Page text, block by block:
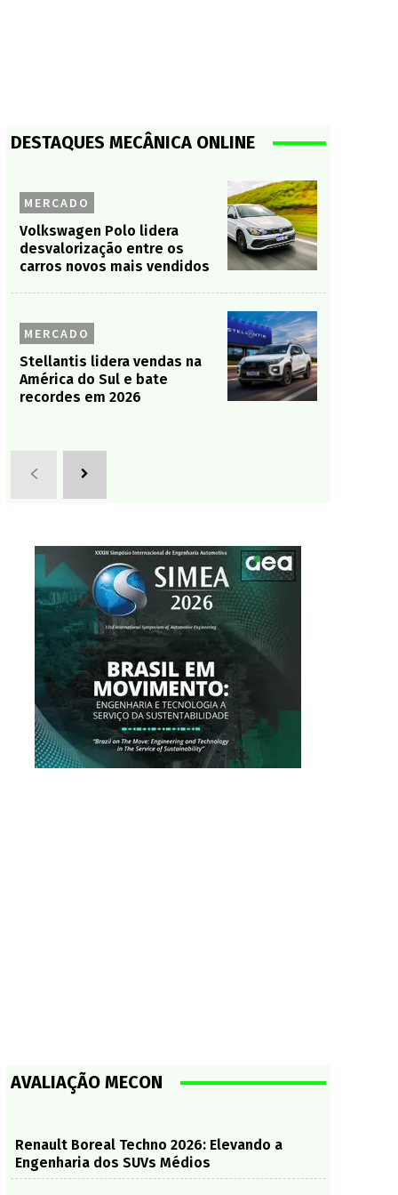
DESTAQUES MECÂNICA ONLINE
MERCADO
Volkswagen Polo lidera
desvalorização entre os
carros novos mais vendidos
MERCADO
Stellantis lidera vendas na
América do Sul e bate
recordes em 2026
AVALIAÇÃO MECON
Renault Boreal Techno 2026: Elevando a
Engenharia dos SUVs Médios